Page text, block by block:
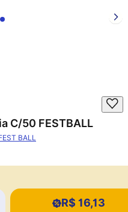
C/50 FESTBALL
BALL
R$ 16,13